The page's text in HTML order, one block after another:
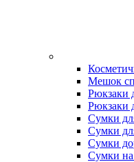
Мешок
Рюкзаки
Рюкзаки
Сумки
Сумки
Сумки
Сумки на